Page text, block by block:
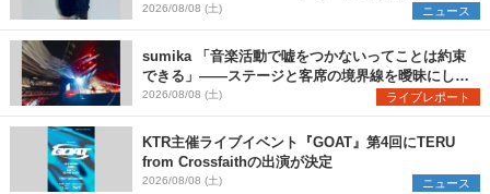
2026/08/08 (土) ニュース
sumika 「音楽活動で嘘をつかないってことは約束
できる」――ステージと客席の境界線を曖昧にし
た、ツアーファイナル武道館公演レポート
2026/08/08 (土) ライブレポート
KTR主催ライブイベント『GOAT』第4回にTERU
from Crossfaithの出演が決定
2026/08/08 (土) ニュース